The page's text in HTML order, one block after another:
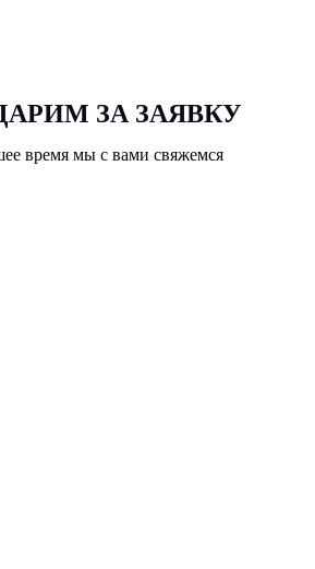
ЗА ЗАЯВКУ
время мы с вами свяжемся